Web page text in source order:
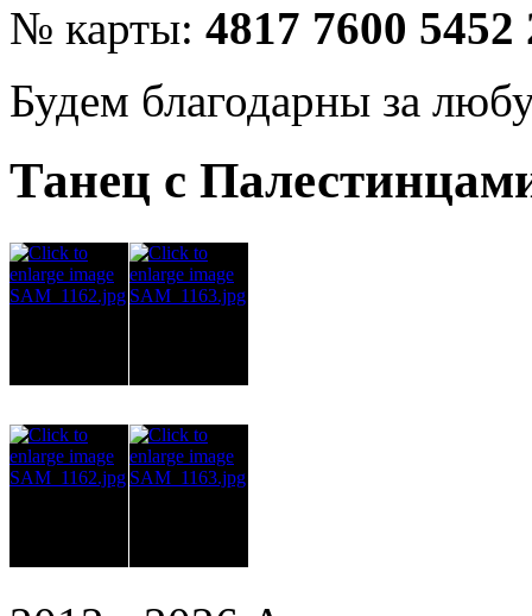
№ карты: 4817 7600 5452
Будем благодарны за
Танец с